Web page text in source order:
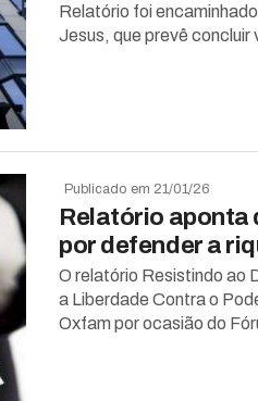
Relatório foi
Jesus, que prevê concluir
Publicado em 21/01/26
Relatório aponta
por defender a
O relatório Resistindo ao
a Liberdade Contra o
Oxfam por ocasião do